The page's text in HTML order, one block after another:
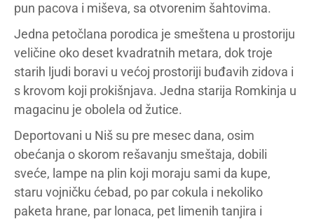
pun pacova i miševa, sa otvorenim šahtovima.
Jedna petočlana porodica je smeštena u prostoriju
veličine oko deset kvadratnih metara, dok troje
starih ljudi boravi u većoj prostoriji buđavih zidova i
s krovom koji prokišnjava. Jedna starija Romkinja u
magacinu je obolela od žutice.
Deportovani u Niš su pre mesec dana, osim
obećanja o skorom rešavanju smeštaja, dobili
sveće, lampe na plin koji moraju sami da kupe,
staru vojničku ćebad, po par cokula i nekoliko
paketa hrane, par lonaca, pet limenih tanjira i